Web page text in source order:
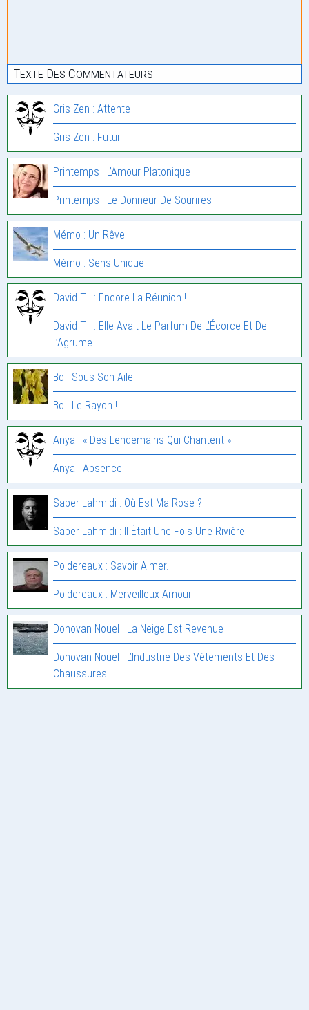
Texte Des Commentateurs
Gris Zen : Attente
Gris Zen : Futur
Printemps : L’Amour Platonique
Printemps : Le Donneur De Sourires
Mémo : Un Rêve…
Mémo : Sens Unique
David T... : Encore La Réunion !
David T... : Elle Avait Le Parfum De L’Écorce Et De
L’Agrume
Bo : Sous Son Aile !
Bo : Le Rayon !
Anya : « Des Lendemains Qui Chantent »
Anya : Absence
Saber Lahmidi : Où Est Ma Rose ?
Saber Lahmidi : Il Était Une Fois Une Rivière
Poldereaux : Savoir Aimer.
Poldereaux : Merveilleux Amour.
Donovan Nouel : La Neige Est Revenue
Donovan Nouel : L’Industrie Des Vêtements Et Des
Chaussures.